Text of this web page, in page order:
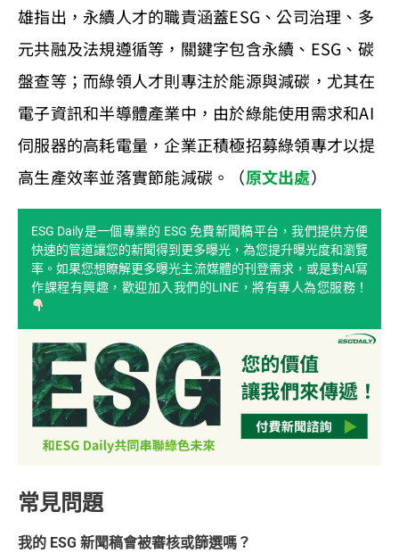
雄指出，永續人才的職責涵蓋ESG、公司治理、多
元共融及法規遵循等，關鍵字包含永續、ESG、碳
盤查等；而綠領人才則專注於能源與減碳，尤其在
電子資訊和半導體產業中，由於綠能使用需求和AI
伺服器的高耗電量，企業正積極招募綠領專才以提
高生產效率並落實節能減碳。（原文出處）
ESG Daily是一個專業的 ESG 免費新聞稿平台，我們提供方便
快速的管道讓您的新聞得到更多曝光，為您提升曝光度和瀏覽
率。如果您想瞭解更多曝光主流媒體的刊登需求，或是對AI寫
作課程有興趣，歡迎加入我們的LINE，將有專人為您服務！
常見問題
我的 ESG 新聞稿會被審核或篩選嗎？